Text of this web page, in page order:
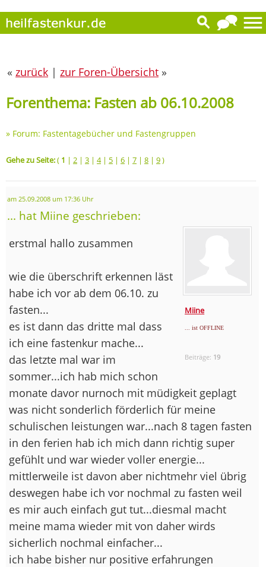
« zurück | zur Foren-Übersicht »
Forenthema: Fasten ab 06.10.2008
» Forum: Fastentagebücher und Fastengruppen
Gehe zu Seite:( 1 | 2 | 3 | 4| 5 | 6 | 7 | 8 | 9)
am 25.09.2008 um 17:36 Uhr
... hat Miine geschrieben:
Miine
... ist OFFLINE
Beiträge: 19
erstmal hallo zusammen
wie die überschrift erkennen läst
habe ich vor ab dem 06.10. zu
fasten...
es ist dann das dritte mal dass
ich eine fastenkur mache...
das letzte mal war im
sommer...ich hab mich schon
monate davor nurnoch mit müdigkeit geplagt
was nicht sonderlich förderlich für meine
schulischen leistungen war...nach 8 tagen fasten
in den ferien hab ich mich dann richtig super
gefühlt und war wieder voller energie...
mittlerweile ist davon aber nichtmehr viel übrig
deswegen habe ich vor nochmal zu fasten weil
es mir auch einfach gut tut...diesmal macht
meine mama wieder mit von daher wirds
sicherlich nochmal einfacher...
ich habe bisher nur positive erfahrungen